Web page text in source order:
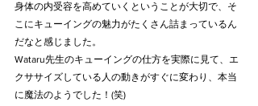
身体の内受容を高めていくということが大切で、そ
こにキューイングの魅力がたくさん詰まっているん
だなと感じました。
Wataru先生のキューイングの仕方を実際に見て、エ
クササイズしている人の動きがすぐに変わり、本当
に魔法のようでした！(笑)